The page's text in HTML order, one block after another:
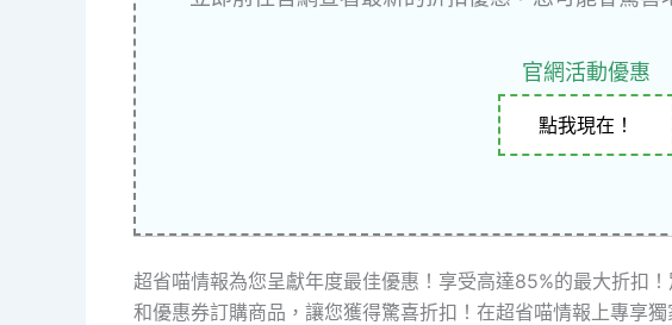
官網活動優惠
點我現在！
超省喵情報為您呈獻年度最佳優惠！享受高達85%的最大折扣
和優惠券訂購商品，讓您獲得驚喜折扣！在超省喵情報上專享獨